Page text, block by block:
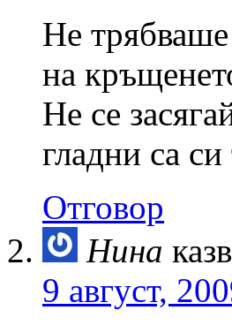
Не
на
Не се
гладни са
Отговор
Нина
9 август,